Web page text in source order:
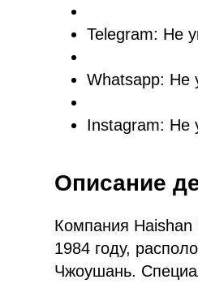
Telegram: Не
Whatsapp: Не
Instagram: Не
Описание
Компания
1984 году,
Чжоушань.